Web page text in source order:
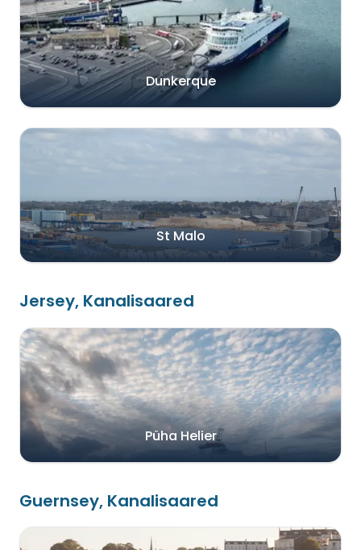
Dunkerque
St Malo
Jersey, Kanalisaared
Püha Helier
Guernsey, Kanalisaared